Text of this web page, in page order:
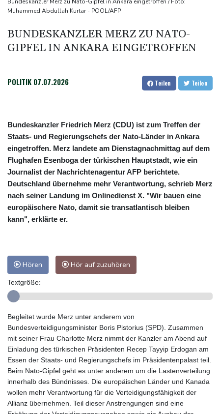
"politische Verfolgung" vor
neue Gespräche
Fund von Sprengstoffdrohne sorgt für Debatte über
Bundeskanzler Merz zu Nato-Gipfel in Ankara eingetroffen / Foto:
Muhammed Abdullah Kurtar - POOL/AFP
BUNDESKANZLER MERZ ZU NATO-
GIPFEL IN ANKARA EINGETROFFEN
POLITIK 07.07.2026 Teilen Teilen
Bundeskanzler Friedrich Merz (CDU) ist zum Treffen der
Staats- und Regierungschefs der Nato-Länder in Ankara
eingetroffen. Merz landete am Dienstagnachmittag auf dem
Flughafen Esenboga der türkischen Hauptstadt, wie ein
Journalist der Nachrichtenagentur AFP berichtete.
Deutschland übernehme mehr Verantwortung, schrieb Merz
nach seiner Landung im Onlinedienst X. "Wir bauen eine
europäischere Nato, damit sie transatlantisch bleiben
kann", erklärte er.
Hören Hör auf zuzuhören
Textgröße:
Begleitet wurde Merz unter anderem von
Bundesverteidigungsminister Boris Pistorius (SPD). Zusammen
mit seiner Frau Charlotte Merz nimmt der Kanzler am Abend auf
Einladung des türkischen Präsidenten Recep Tayyip Erdogan am
Essen der Staats- und Regierungschefs im Präsidentenpalast teil.
Beim Nato-Gipfel geht es unter anderem um die Lastenverteilung
innerhalb des Bündnisses. Die europäischen Länder und Kanada
wollen mehr Verantwortung für die Verteidigungsfähigkeit der
Allianz übernehmen. Teil dieser Anstrengungen sind eine